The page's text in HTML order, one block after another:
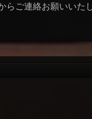
らご連絡お願いいた